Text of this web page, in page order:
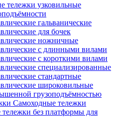
тележки узковильные
гальванические
для бочек
ножничные
с длинными вилами
с короткими вилами
специализированные
стандартные
широковильные
грузоподъёмностью
Самоходные тележки